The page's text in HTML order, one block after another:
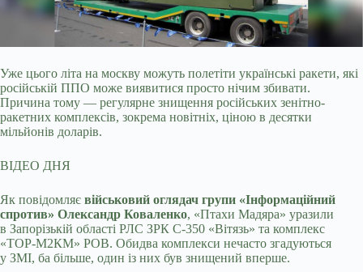
Уже цього літа на москву можуть полетіти українські ракети, які
російській ППО може виявитися просто нічим збивати.
Причина тому — регулярне знищення російських зенітно-
ракетних комплексів, зокрема новітніх, ціною в десятки
мільйонів доларів.
ВІДЕО ДНЯ
Як повідомляє військовий оглядач групи «Інформаційний
спротив» Олександр Коваленко, «Птахи Мадяра» уразили
в Запорізькій області РЛС ЗРК С-350 «Вітязь» та комплекс
«ТОР-М2КМ» РОВ. Обидва комплекси нечасто згадуються
у ЗМІ, ба більше, один із них був знищений вперше.